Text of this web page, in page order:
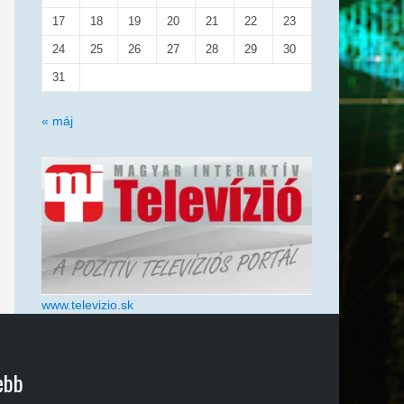
17 18 19 20 21 22 23
24 25 26 27 28 29 30
31
« máj
www.televizio.sk